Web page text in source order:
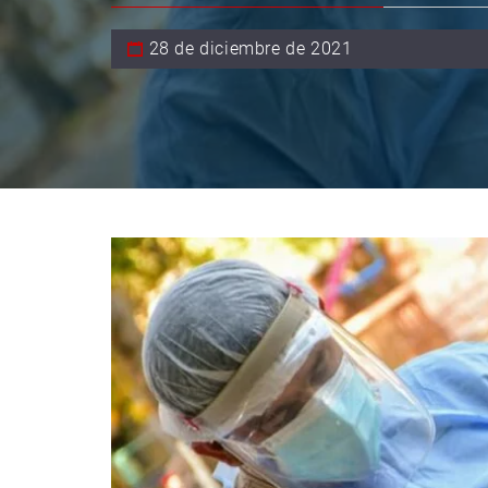
28 de diciembre de 2021